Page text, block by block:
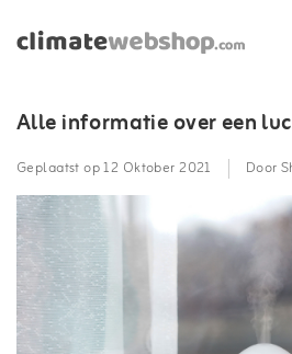
Alle informatie over een
Geplaatst op12 Oktober 2021 Door